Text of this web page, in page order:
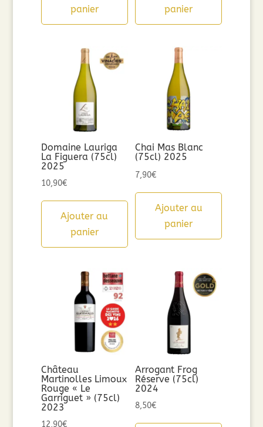
panier
était :est :
panier
Domaine Lauriga
La Figuera (75cl)
2025
10,90€
Ajouter au
panier
Chai Mas Blanc
(75cl) 2025
7,90€
Ajouter au
panier
Château
Martinolles Limoux
Rouge « Le
Garriguet » (75cl)
2023
12,90€
Arrogant Frog
Réserve (75cl)
2024
8,50€